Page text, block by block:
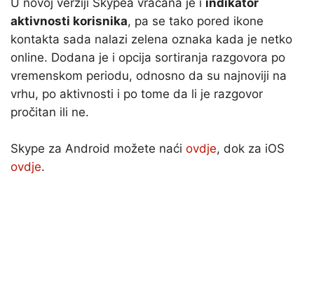
U novoj verziji Skypea vraćana je i indikator
aktivnosti korisnika, pa se tako pored ikone
kontakta sada nalazi zelena oznaka kada je netko
online. Dodana je i opcija sortiranja razgovora po
vremenskom periodu, odnosno da su najnoviji na
vrhu, po aktivnosti i po tome da li je razgovor
pročitan ili ne.
Skype za Android možete naći ovdje, dok za iOS
ovdje.